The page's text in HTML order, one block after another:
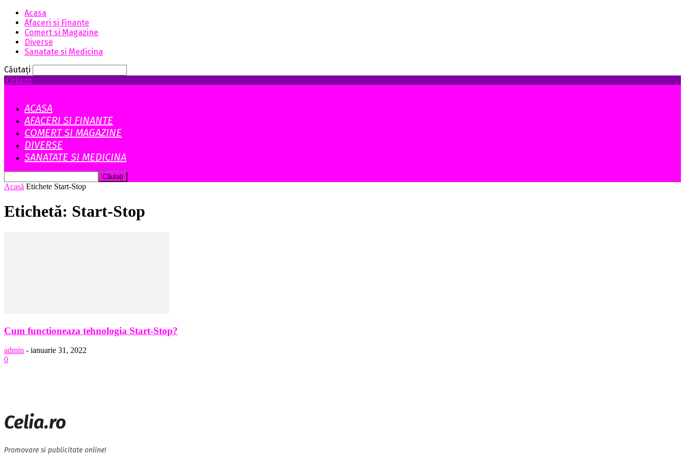
Acasa
Afaceri si Finante
Comert si Magazine
Diverse
Sanatate si Medicina
Căutați
Celia.ro
ACASA
AFACERI SI FINANTE
COMERT SI MAGAZINE
DIVERSE
SANATATE SI MEDICINA
Acasă Etichete Start-Stop
Etichetă: Start-Stop
Cum functioneaza tehnologia Start-Stop?
admin - ianuarie 31, 2022
0
Celia.ro
Promovare si publicitate online!